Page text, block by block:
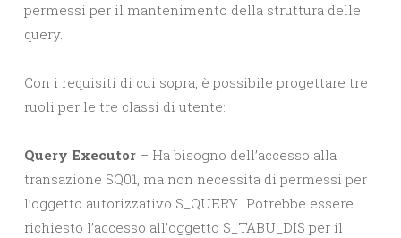
permessi per il mantenimento della struttura delle
query.
Con i requisiti di cui sopra, è possibile progettare tre
ruoli per le tre classi di utente:
Query Executor – Ha bisogno dell’accesso alla
transazione SQ01, ma non necessita di permessi per
l’oggetto autorizzativo S_QUERY. Potrebbe essere
richiesto l’accesso all’oggetto S_TABU_DIS per il